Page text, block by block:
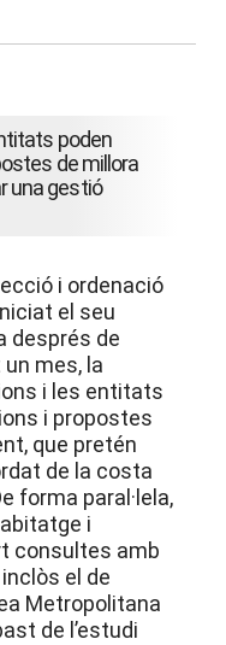
poden
de millora
una gestió
i ordenació
el seu
després de
un mes, la
i les entitats
i propostes
que pretén
de la costa
forma paral·lela,
i
consultes amb
el de
Metropolitana
de l’estudi